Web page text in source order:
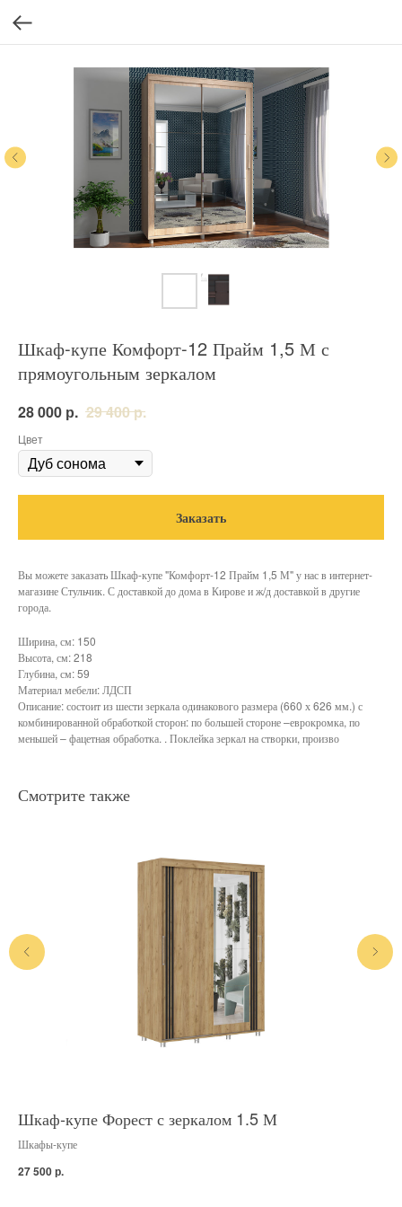
Шкаф-купе Комфорт-12 Прайм 1,5 М с
прямоугольным зеркалом
28 000 р. 29 400р.
Цвет
Заказать
Вы можете заказать Шкаф-купе "Комфорт-12 Прайм 1,5 М" у нас в интернет-
магазине Стульчик. С доставкой до дома в Кирове и ж/д доставкой в другие
города.
Ширина, см: 150
Высота, см: 218
Глубина, см: 59
Материал мебели: ЛДСП
Описание: состоит из шести зеркала одинакового размера (660 х 626 мм.) с
комбинированной обработкой сторон: по большей стороне –еврокромка, по
меньшей – фацетная обработка. . Поклейка зеркал на створки, произво
Смотрите также
Шкаф-купе Форест с зеркалом 1.5 М
Шкафы-купе
27 500р.